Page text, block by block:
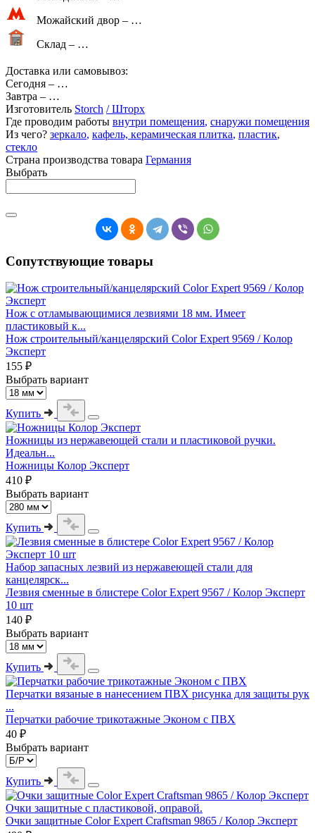
Можайский двор – …
Склад – …
Доставка или самовывоз:
Сегодня – …
Завтра – …
Изготовитель Storch / Шторх
Где проводим работы внутри помещения, снаружи помещения
Из чего? зеркало, кафель, керамическая плитка, пластик,
стекло
Страна производства товара Германия
Выбрать
Сопутствующие товары
Нож с отламывающимися лезвиями 18 мм. Имеет
пластиковый к...
Нож строительный/канцелярский Color Expert 9569 / Колор
Эксперт
155 ₽
Выбрать вариант
Купить
Ножницы из нержавеющей стали и пластиковой ручки.
Идеальн...
Ножницы Колор Эксперт
410 ₽
Выбрать вариант
Купить
Набор запасных лезвий из нержавеющей стали для
канцелярск...
Лезвия сменные в блистере Color Expert 9567 / Колор Эксперт
10 шт
140 ₽
Выбрать вариант
Купить
Перчатки вязаные в нанесением ПВХ рисунка для защиты рук
...
Перчатки рабочие трикотажные Эконом с ПВХ
40 ₽
Выбрать вариант
Купить
Очки защитные с пластиковой, оправой.
Очки защитные Color Expert Craftsman 9865 / Колор Эксперт